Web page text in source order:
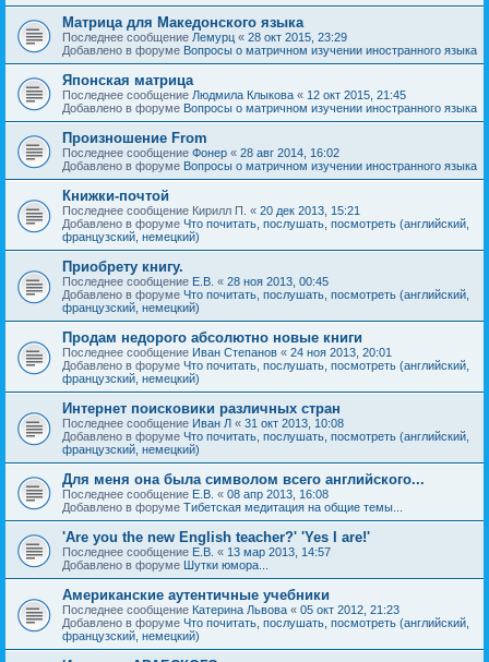
Матрица для Македонского языка
Последнее сообщение Лемурц « 28 окт 2015, 23:29
Добавлено в форуме Вопросы о матричном изучении иностранного языка
Японская матрица
Последнее сообщение Людмила Клыкова « 12 окт 2015, 21:45
Добавлено в форуме Вопросы о матричном изучении иностранного языка
Произношение From
Последнее сообщение Фонер « 28 авг 2014, 16:02
Добавлено в форуме Вопросы о матричном изучении иностранного языка
Книжки-почтой
Последнее сообщение Кирилл П. « 20 дек 2013, 15:21
Добавлено в форуме Что почитать, послушать, посмотреть (английский,
французский, немецкий)
Приобрету книгу.
Последнее сообщение Е.В. « 28 ноя 2013, 00:45
Добавлено в форуме Что почитать, послушать, посмотреть (английский,
французский, немецкий)
Продам недорого абсолютно новые книги
Последнее сообщение Иван Степанов « 24 ноя 2013, 20:01
Добавлено в форуме Что почитать, послушать, посмотреть (английский,
французский, немецкий)
Интернет поисковики различных стран
Последнее сообщение Иван Л « 31 окт 2013, 10:08
Добавлено в форуме Что почитать, послушать, посмотреть (английский,
французский, немецкий)
Для меня она была символом всего английского...
Последнее сообщение Е.В. « 08 апр 2013, 16:08
Добавлено в форуме Тибетская медитация на общие темы...
'Are you the new English teacher?' 'Yes I are!'
Последнее сообщение Е.В. « 13 мар 2013, 14:57
Добавлено в форуме Шутки юмора...
Американские аутентичные учебники
Последнее сообщение Катерина Львова « 05 окт 2012, 21:23
Добавлено в форуме Что почитать, послушать, посмотреть (английский,
французский, немецкий)